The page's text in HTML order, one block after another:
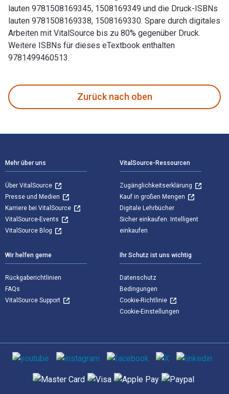
lauten 9781508169345, 1508169349 und die Druck-ISBNs
lauten 9781508169338, 1508169330. Spare durch digitales
Arbeiten mit VitalSource bis zu 80% gegenüber Druck.
Weitere ISBNs für dieses eTextbook enthalten
9781499460513.
Zurück nach oben
Mehr über uns
Über VitalSource
Presse und Medien
Karriere bei VitalSource
VitalSource-Events
VitalSource Blog
VitalSource-Ressourcen
Zugänglichkeitserklärung
Kauf in großen Mengen
Digitale Lehrbücher
Sicher einkaufen. Intelligent
einkaufen
Wir helfen gerne
Rückgaberichtlinien
FAQs
VitalSource Support
Ihr Schutz ist uns wichtig
Datenschutz
Bedingungen
Cookie-Richtlinie
Cookie-Einstellungen
Sozialen Medien
Unterstützte Zahlungsmethoden